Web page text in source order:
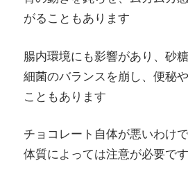
がることもあります
腸内環境にも影響があり、砂
細菌のバランスを崩し、便秘
こともあります
チョコレート自体が悪いわけ
体質によっては注意が必要です